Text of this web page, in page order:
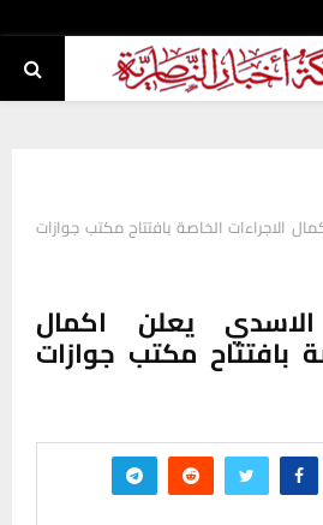
الاجراءات الخاصة بافتتاح مكتب جوازات
يعلن اكمال
بافتتاح مكتب جوازات